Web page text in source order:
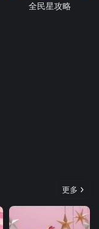
全民星攻略
更多